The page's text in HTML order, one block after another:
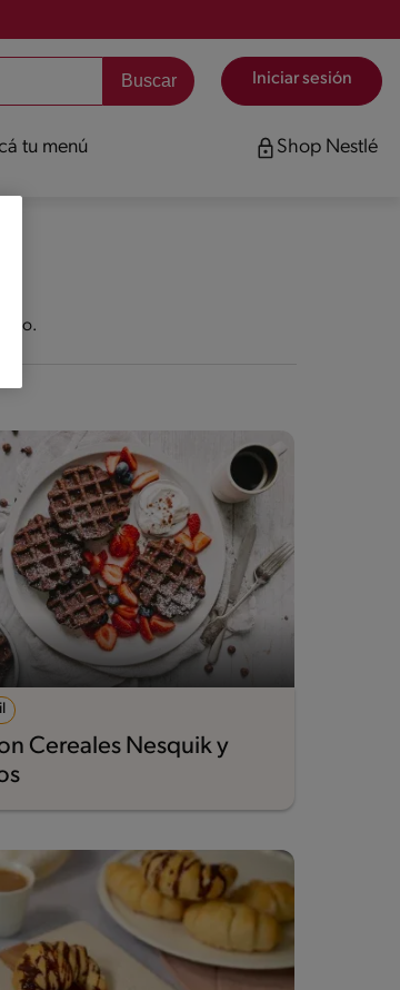
Iniciar sesión
tu menú Shop Nestlé
Cereales Nesquik y